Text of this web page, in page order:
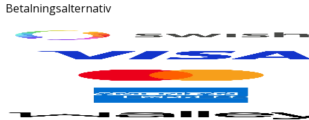
Betalningsalternativ